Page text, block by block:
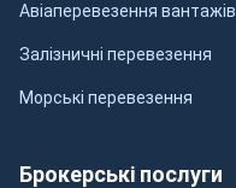
Авіаперевезення вантажів
Залізничні перевезення
Морські перевезення
Брокерські послуги